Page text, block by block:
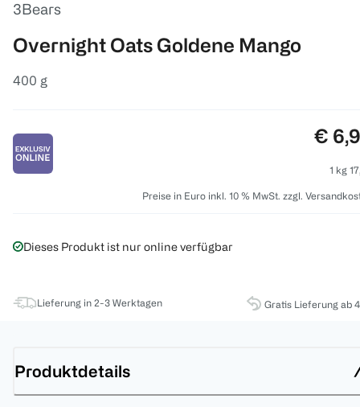
3Bears
Overnight Oats Goldene Mango
400 g
€
1 kg
Preise in Euro inkl. 10 % MwSt. zzgl.
Dieses Produkt ist nur online verfügbar
Lieferung in 2-3 Werktagen Gratis Lieferung ab
Produktdetails